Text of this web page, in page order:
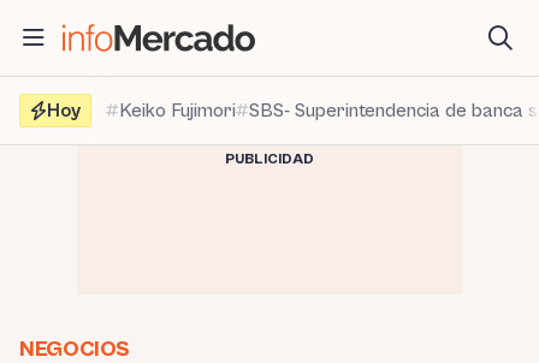
contenido
Hoy
Keiko Fujimori SBS- Superintendencia de banca
PUBLICIDAD
NEGOCIOS